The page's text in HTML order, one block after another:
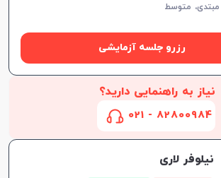
مبتدی، متوسط
رزرو جلسه آزمایشی
نیاز به راهنمایی دارید؟
82800984 - 021
نیلوفر لاری